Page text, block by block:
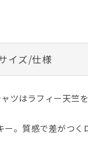
イズ/仕様
ツはラフィー天竺
。質感で差がつく